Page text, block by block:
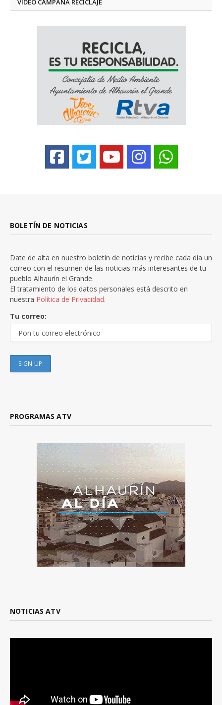
VÍDEO CAMPAÑA RECICLAJE
BOLETÍN DE NOTICIAS
Date de alta en nuestro boletín de noticias y recibe cada día un
correo con el resumen de las noticias más interesantes de tu
pueblo Alhaurín el Grande.
El tratamiento de los datos personales está descrito en
nuestra Política de Privacidad.
Tu correo:
PROGRAMAS ATV
NOTICIAS ATV